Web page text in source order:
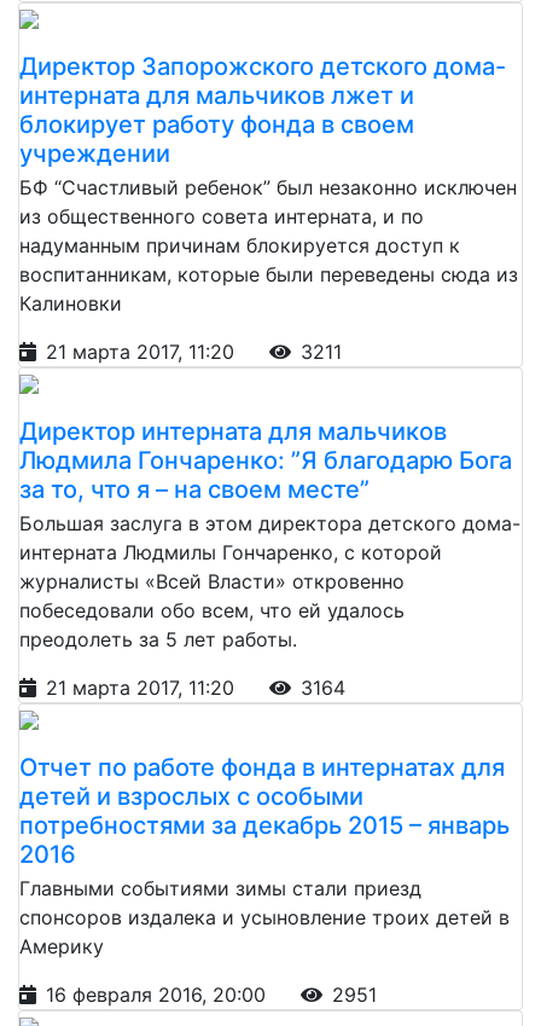
Директор Запорожского детского дома-
интерната для мальчиков лжет и
блокирует работу фонда в своем
учреждении
БФ “Счастливый ребенок” был незаконно исключен
из общественного совета интерната, и по
надуманным причинам блокируется доступ к
воспитанникам, которые были переведены сюда из
Калиновки
21 марта 2017, 11:20
3211
Директор интерната для мальчиков
Людмила Гончаренко: ”Я благодарю Бога
за то, что я – на своем месте”
Большая заслуга в этом директора детского дома-
интерната Людмилы Гончаренко, с которой
журналисты «Всей Власти» откровенно
побеседовали обо всем, что ей удалось
преодолеть за 5 лет работы.
21 марта 2017, 11:20
3164
Отчет по работе фонда в интернатах для
детей и взрослых с особыми
потребностями за декабрь 2015 – январь
2016
Главными событиями зимы стали приезд
спонсоров издалека и усыновление троих детей в
Америку
16 февраля 2016, 20:00
2951